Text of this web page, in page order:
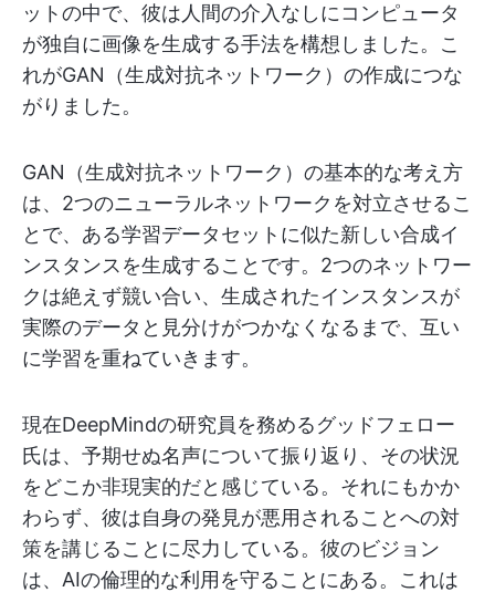
ットの中で、彼は人間の介入なしにコンピュータ
が独自に画像を生成する手法を構想しました。こ
れがGAN（生成対抗ネットワーク）の作成につな
がりました。
GAN（生成対抗ネットワーク）の基本的な考え方
は、2つのニューラルネットワークを対立させるこ
とで、ある学習データセットに似た新しい合成イ
ンスタンスを生成することです。2つのネットワー
クは絶えず競い合い、生成されたインスタンスが
実際のデータと見分けがつかなくなるまで、互い
に学習を重ねていきます。
現在DeepMindの研究員を務めるグッドフェロー
氏は、予期せぬ名声について振り返り、その状況
をどこか非現実的だと感じている。それにもかか
わらず、彼は自身の発見が悪用されることへの対
策を講じることに尽力している。彼のビジョン
は、AIの倫理的な利用を守ることにある。これは